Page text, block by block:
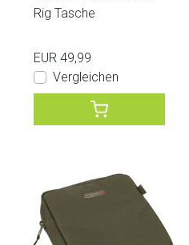
Rig Tasche
EUR 49,99
Vergleichen